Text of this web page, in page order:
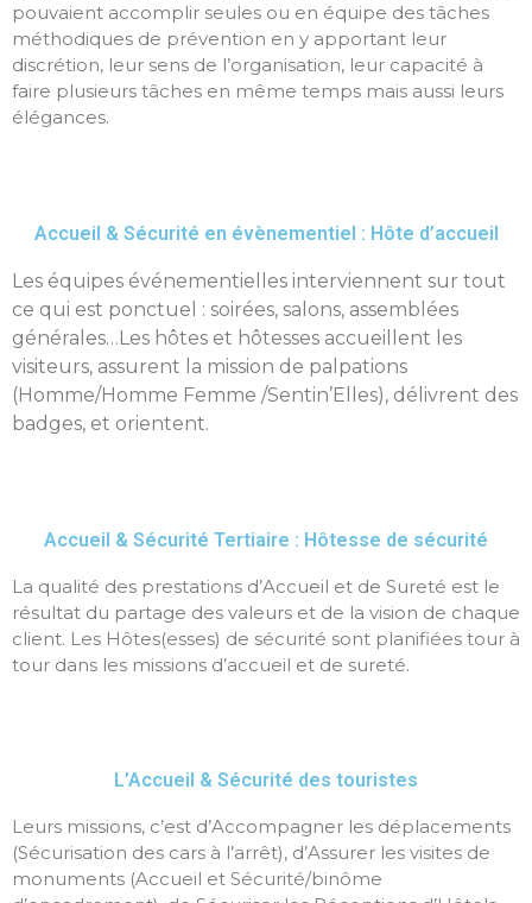
pouvaient accomplir seules ou en équipe des tâches
méthodiques de prévention en y apportant leur
discrétion, leur sens de l’organisation, leur capacité à
faire plusieurs tâches en même temps mais aussi leurs
élégances.
Accueil & Sécurité en évènementiel : Hôte d’accueil
Les équipes événementielles interviennent sur tout
ce qui est ponctuel : soirées, salons, assemblées
générales…Les hôtes et hôtesses accueillent les
visiteurs, assurent la mission de palpations
(Homme/Homme Femme /Sentin’Elles), délivrent des
badges, et orientent.
Accueil & Sécurité Tertiaire : Hôtesse de sécurité
La qualité des prestations d’Accueil et de Sureté est le
résultat du partage des valeurs et de la vision de chaque
client. Les Hôtes(esses) de sécurité sont planifiées tour à
tour dans les missions d’accueil et de sureté.
L’Accueil & Sécurité des touristes
Leurs missions, c’est d’Accompagner les déplacements
(Sécurisation des cars à l’arrêt), d’Assurer les visites de
monuments (Accueil et Sécurité/binôme